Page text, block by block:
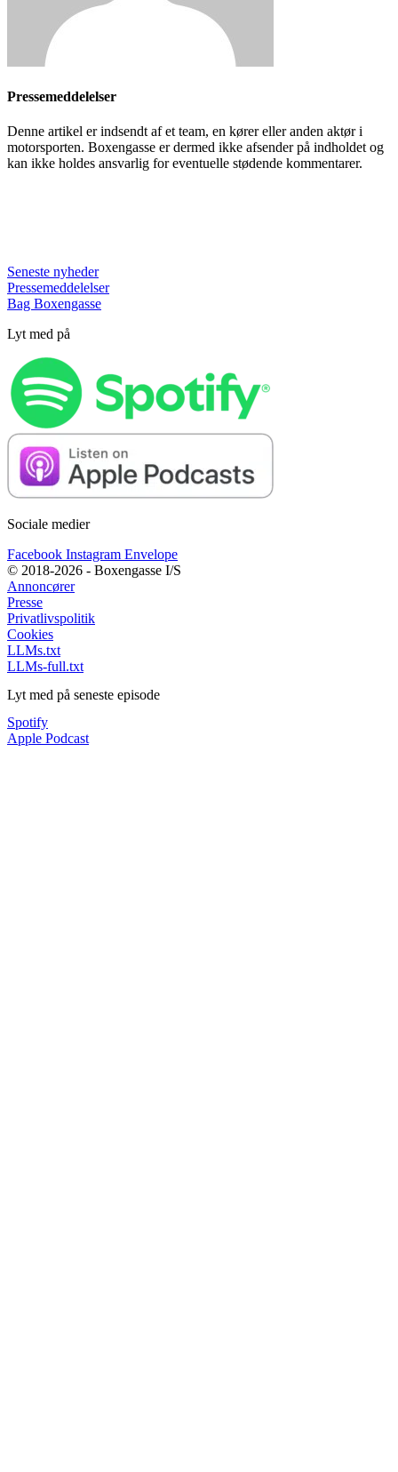
Pressemeddelelser
Denne artikel er indsendt af et team, en kører eller anden aktør i
motorsporten. Boxengasse er dermed ikke afsender på indholdet og
kan ikke holdes ansvarlig for eventuelle stødende kommentarer.
Seneste nyheder
Pressemeddelelser
Bag Boxengasse
Lyt med på
Sociale medier
Facebook Instagram Envelope
© 2018-2026 - Boxengasse I/S
Annoncører
Presse
Privatlivspolitik
Cookies
LLMs.txt
LLMs-full.txt
Lyt med på seneste episode
Spotify
Apple Podcast